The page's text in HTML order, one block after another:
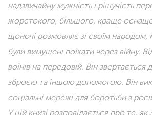
надзвичайну мужність і рішучість
жорстокого, більшого, краще
щоночі розмовляє зі своїм народом,
були вимушені поїхати через війну.
воїнів на передовій. Він звертається
зброєю та іншою допомогою. Він
соціальні мережі для боротьби з
У цій книзі розповідається про те, як